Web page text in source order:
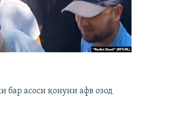
бар асоси қонуни афв озод